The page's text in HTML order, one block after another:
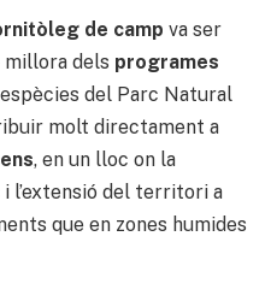
de camp va ser
millora dels programes
del Parc Natural
molt directament a
, en un lloc on la
l’extensió del territori a
que en zones humides